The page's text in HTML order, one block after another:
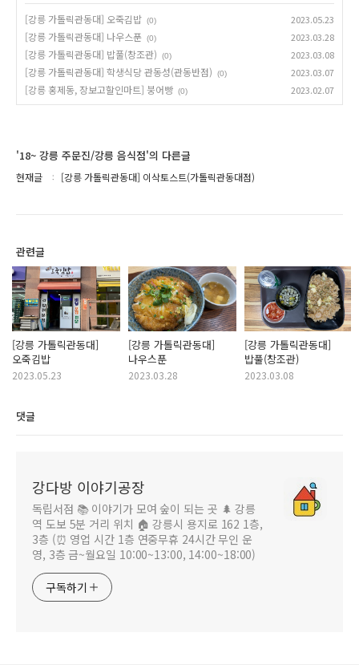
[강릉 가톨릭관동대] 오죽김밥 (0) 2023.05.23
[강릉 가톨릭관동대] 나우스푼 (0) 2023.03.28
[강릉 가톨릭관동대] 밥풀(창조관) (0) 2023.03.08
[강릉 가톨릭관동대] 학생식당 관동성(관동반점) (0) 2023.03.07
[강릉 홍제동, 장보고할인마트] 붕어빵 (0) 2023.02.07
'18~ 강릉 주문진/강릉 음식점'의 다른글
현재글 [강릉 가톨릭관동대] 이삭토스트(가톨릭관동대점)
관련글
[강릉 가톨릭관동대]
오죽김밥
2023.05.23
[강릉 가톨릭관동대]
나우스푼
2023.03.28
[강릉 가톨릭관동대]
밥풀(창조관)
2023.03.08
댓글
강다방 이야기공장
독립서점 📚 이야기가 모여 숲이 되는 곳 🌲 강릉
역 도보 5분 거리 위치 🏠 강릉시 용지로 162 1층,
3층 (⏰ 영업 시간 1층 연중무휴 24시간 무인 운
영, 3층 금~월요일 10:00~13:00, 14:00~18:00)
구독하기